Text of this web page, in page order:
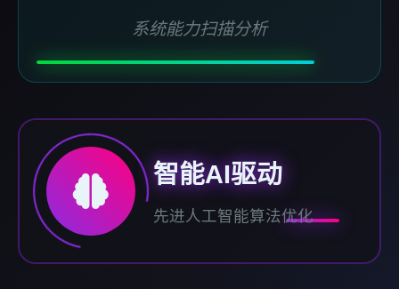
系统能力扫描分析
智能AI驱动
先进人工智能算法优化